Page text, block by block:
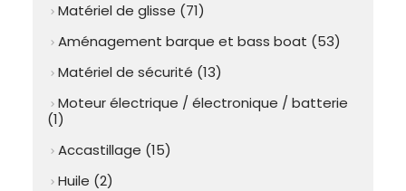
chevron_right Matériel de glisse (71)
chevron_right Aménagement barque et bass boat (53)
chevron_right Matériel de sécurité (13)
chevron_right Moteur électrique / électronique / batterie
(1)
chevron_right Accastillage (15)
chevron_right Huile (2)